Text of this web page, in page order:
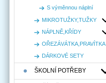
S výměnnou náplní
MIKROTUŽKY,TUŽKY
NÁPLNĚ,KŘÍDY
OŘEZÁVÁTKA,PRAVÍTKA
DÁRKOVÉ SETY
ŠKOLNÍ POTŘEBY